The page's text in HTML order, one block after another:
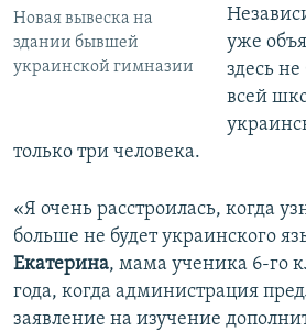
Новая вывеска на
здании бывшей
украинской гимназии
уже
здесь
всей
только три человека.
«Я очень расстроилась, когда
больше не будет украинского
Екатерина, мама ученика 6-го
года, когда администрация
заявление на изучение